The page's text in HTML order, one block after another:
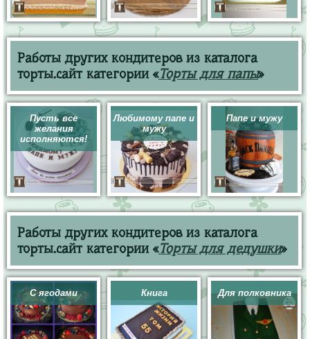
Работы других кондитеров из каталога
торты.сайт категории «Торты для папы»
Пусть все
желания
исполняются!
Любимому папе и
мужу
Папе и мужу
Работы других кондитеров из каталога
торты.сайт категории «Торты для дедушки»
С ягодами Книга Для полковника